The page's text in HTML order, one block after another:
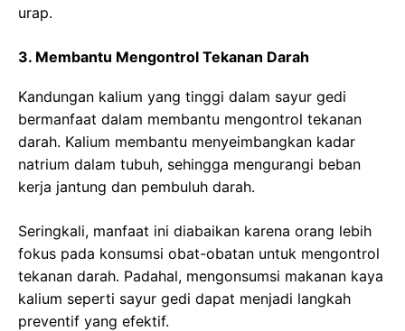
urap.
3. Membantu Mengontrol Tekanan Darah
Kandungan kalium yang tinggi dalam sayur gedi
bermanfaat dalam membantu mengontrol tekanan
darah. Kalium membantu menyeimbangkan kadar
natrium dalam tubuh, sehingga mengurangi beban
kerja jantung dan pembuluh darah.
Seringkali, manfaat ini diabaikan karena orang lebih
fokus pada konsumsi obat-obatan untuk mengontrol
tekanan darah. Padahal, mengonsumsi makanan kaya
kalium seperti sayur gedi dapat menjadi langkah
preventif yang efektif.